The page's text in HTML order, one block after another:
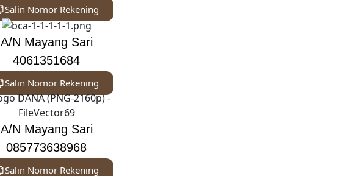
Salin Nomor Rekening
A/N Mayang Sari
4061351684
Salin Nomor Rekening
A/N Mayang Sari
085773638968
Salin Nomor Rekening